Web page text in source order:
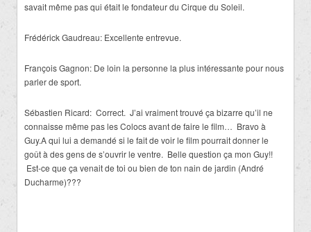
savait même pas qui était le fondateur du Cirque du Soleil.
Frédérick Gaudreau: Excellente entrevue.
François Gagnon: De loin la personne la plus intéressante pour nous
parler de sport.
Sébastien Ricard: Correct. J’ai vraiment trouvé ça bizarre qu’il ne
connaisse même pas les Colocs avant de faire le film… Bravo à
Guy.A qui lui a demandé si le fait de voir le film pourrait donner le
goût à des gens de s’ouvrir le ventre. Belle question ça mon Guy!!
Est-ce que ça venait de toi ou bien de ton nain de jardin (André
Ducharme)???